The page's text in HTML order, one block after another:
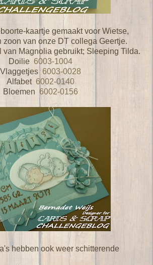
kaartje gemaakt voor Wietse,
zoon van onze DT collega Geertje.
van Magnolia gebruikt; Sleeping Tilda.
Doilie 6003-1004
Vlaggetjes 6003-0028
Alfabet 6002-0140
Bloemen 6002-0156
hebben ook weer schitterende